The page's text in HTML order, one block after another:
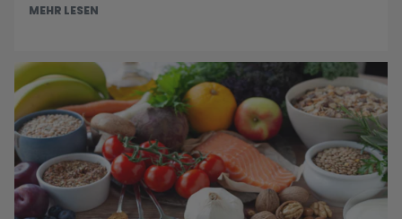
MEHR LESEN